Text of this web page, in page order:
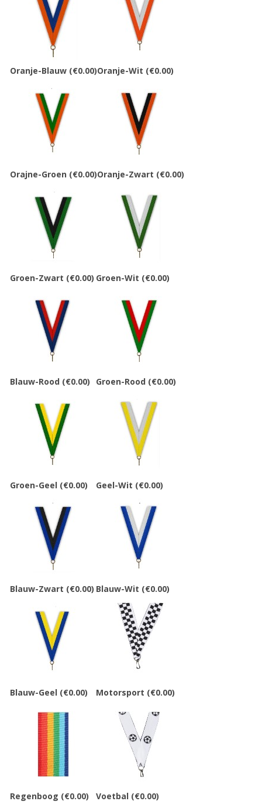
Oranje-Blauw (€0.00)Oranje-Wit (€0.00)
Orajne-Groen (€0.00)Oranje-Zwart (€0.00)
Groen-Zwart (€0.00) Groen-Wit (€0.00)
Blauw-Rood (€0.00) Groen-Rood (€0.00)
Groen-Geel (€0.00) Geel-Wit (€0.00)
Blauw-Zwart (€0.00) Blauw-Wit (€0.00)
Blauw-Geel (€0.00) Motorsport (€0.00)
Regenboog (€0.00) Voetbal (€0.00)